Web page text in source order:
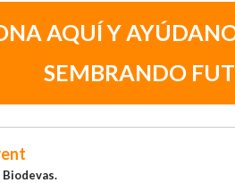
AQUÍ Y
SEMBRANDO
Biodevas.